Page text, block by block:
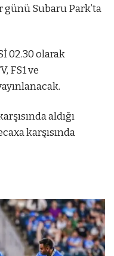
günü Subaru Park’ta
02.30 olarak
FS1 ve
aldığı
karşısında